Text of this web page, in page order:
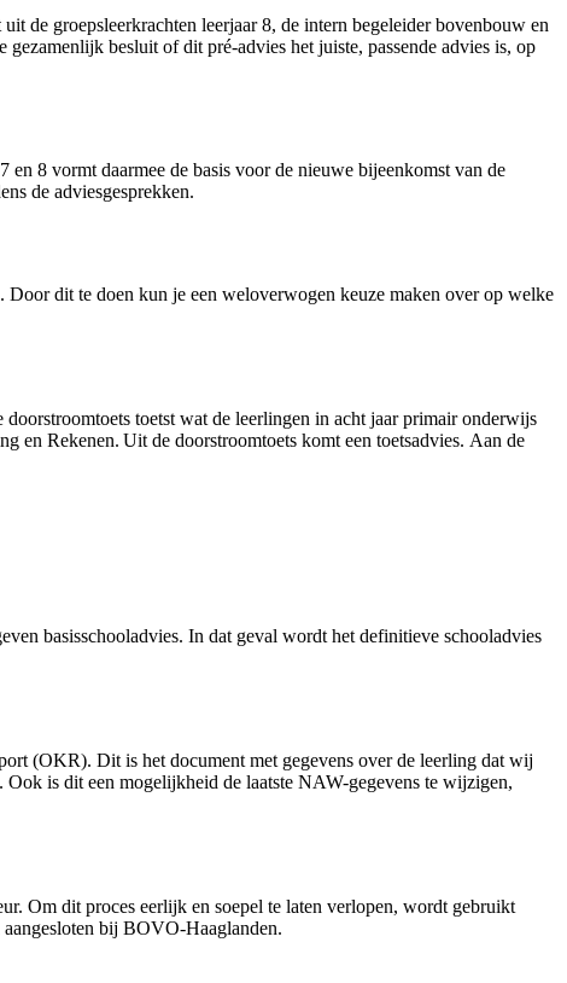
de groepsleerkrachten leerjaar 8, de intern begeleider bovenbouw en
besluit of dit pré-advies het juiste, passende advies is, op
8 vormt daarmee de basis voor de nieuwe bijeenkomst van de
de adviesgesprekken.
Door dit te doen kun je een weloverwogen keuze maken over op welke
toetst wat de leerlingen in acht jaar primair onderwijs
en Rekenen. Uit de doorstroomtoets komt een toetsadvies. Aan de
basisschooladvies. In dat geval wordt het definitieve schooladvies
(OKR). Dit is het document met gegevens over de leerling dat wij
is dit een mogelijkheid de laatste NAW-gegevens te wijzigen,
Om dit proces eerlijk en soepel te laten verlopen, wordt gebruikt
bij BOVO-Haaglanden.